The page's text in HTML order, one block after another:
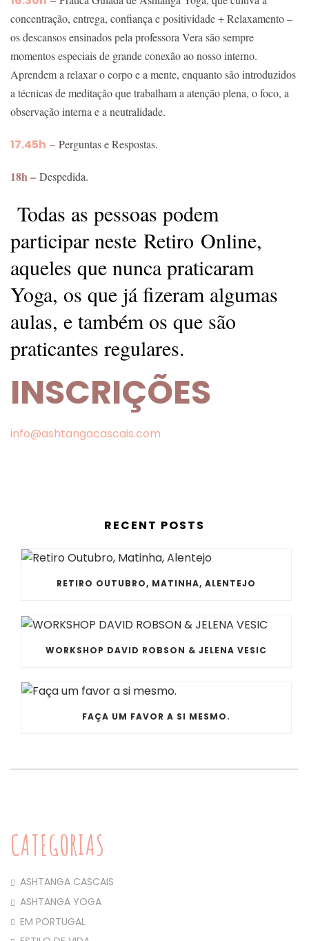
concentração, entrega, confiança e positividade + Relaxamento –
os descansos ensinados pela professora Vera são sempre
momentos especiais de grande conexão ao nosso interno.
Aprendem a relaxar o corpo e a mente, enquanto são introduzidos
a técnicas de meditação que trabalham a atenção plena, o foco, a
observação interna e a neutralidade.
17.45h – Perguntas e Respostas.
18h – Despedida.
Todas as pessoas podem
participar neste Retiro Online,
aqueles que nunca praticaram
Yoga, os que já fizeram algumas
aulas, e também os que são
praticantes regulares.
INSCRIÇÕES
info@ashtangacascais.com
RECENT POSTS
RETIRO OUTUBRO, MATINHA, ALENTEJO
WORKSHOP DAVID ROBSON & JELENA VESIC
FAÇA UM FAVOR A SI MESMO.
CATEGORIAS
ASHTANGA CASCAIS
ASHTANGA YOGA
EM PORTUGAL